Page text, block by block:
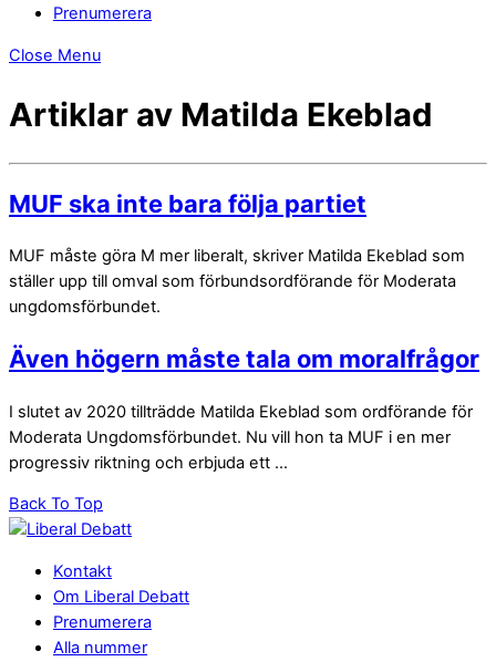
Prenumerera
Close Menu
Artiklar av Matilda Ekeblad
MUF ska inte bara följa partiet
MUF måste göra M mer liberalt, skriver Matilda Ekeblad som
ställer upp till omval som förbundsordförande för Moderata
ungdomsförbundet.
Även högern måste tala om moralfrågor
I slutet av 2020 tillträdde Matilda Ekeblad som ordförande för
Moderata Ungdomsförbundet. Nu vill hon ta MUF i en mer
progressiv riktning och erbjuda ett ...
Back To Top
Kontakt
Om Liberal Debatt
Prenumerera
Alla nummer